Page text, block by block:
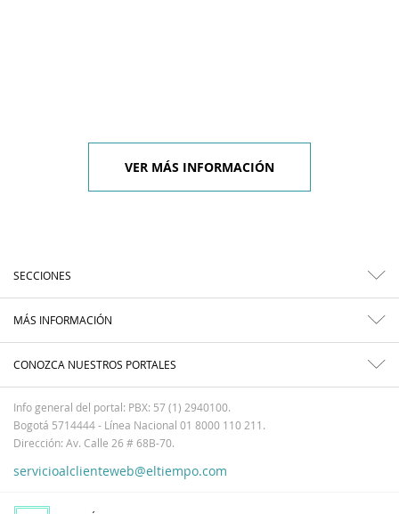
VER MÁS INFORMACIÓN
SECCIONES
MÁS INFORMACIÓN
CONOZCA NUESTROS PORTALES
Info general del portal: PBX: 57 (1) 2940100.
Bogotá 5714444 - Línea Nacional 01 8000 110 211.
Dirección: Av. Calle 26 # 68B-70.
servicioalclienteweb@eltiempo.com